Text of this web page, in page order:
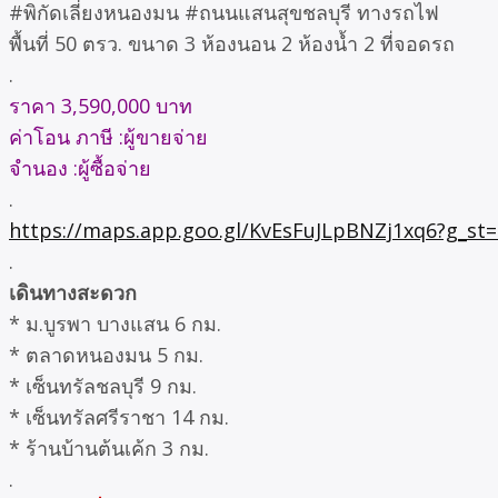
#พิกัดเลี่ยงหนองมน #ถนนแสนสุขชลบุรี ทางรถไฟ
พื้นที่ 50 ตรว. ขนาด 3 ห้องนอน 2 ห้องน้ำ 2 ที่จอดรถ
.
ราคา 3,590,000 บาท
ค่าโอน ภาษี :ผู้ขายจ่าย
จำนอง :ผู้ซื้อจ่าย
.
https://maps.app.goo.gl/
.
เดินทางสะดวก
* ม.บูรพา บางแสน 6 กม.
* ตลาดหนองมน 5 กม.
* เซ็นทรัลชลบุรี 9 กม.
* เซ็นทรัลศรีราชา 14 กม.
* ร้านบ้านต้นเค้ก 3 กม.
.